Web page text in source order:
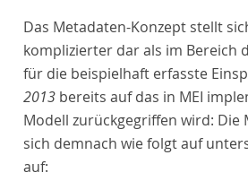
Das Metadaten-Konzept stellt
komplizierter dar als im Bereich
für die beispielhaft erfasste
2013 bereits auf das in MEI
Modell zurückgegriffen wird: Die
sich demnach wie folgt auf
auf: